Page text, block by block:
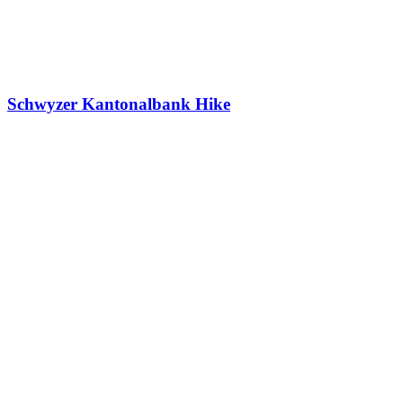
Schwyzer Kantonalbank Hike